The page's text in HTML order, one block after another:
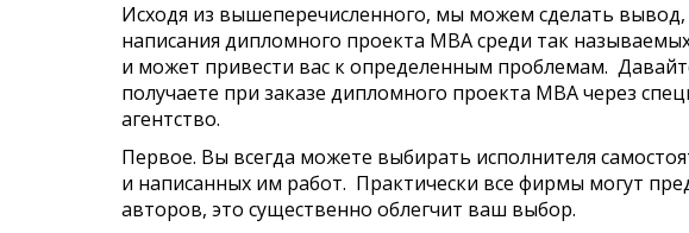
Исходя из вышеперечисленного, мы можем сделать
написания дипломного проекта МВА среди так
и может привести вас к определенным проблемам.
получаете при заказе дипломного проекта МВА через
агентство.
Первое. Вы всегда можете выбирать исполнителя
и написанных им работ. Практически все фирмы могут
авторов, это существенно облегчит ваш выбор.